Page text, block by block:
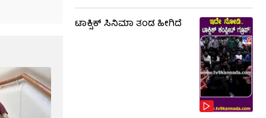
ಟಾಕ್ಸಿಕ್​​​ ಸಿನಿಮಾ ತಂಡ ಹೀಗಿದೆ